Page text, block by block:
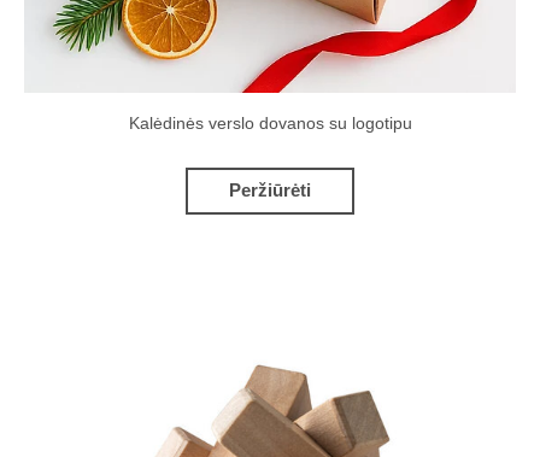
Kalėdinės verslo dovanos su logotipu
Peržiūrėti